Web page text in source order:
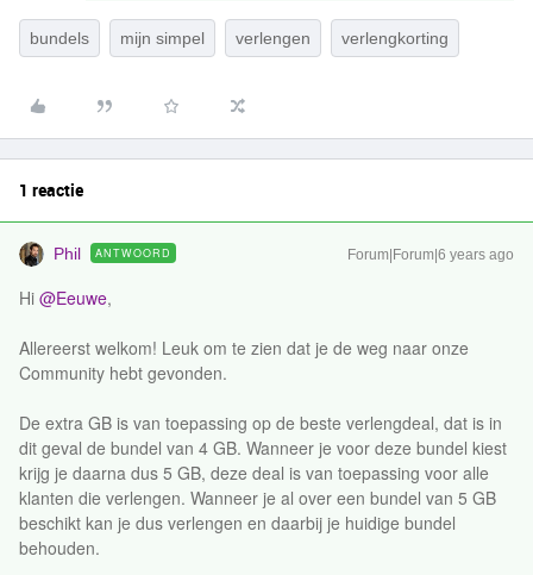
bundels mijn simpel verlengen verlengkorting
1 reactie
Phil ANTWOORD Forum|Forum|6 years ago
Hi @Eeuwe,
Allereerst welkom! Leuk om te zien dat je de weg naar onze
Community hebt gevonden.
De extra GB is van toepassing op de beste verlengdeal, dat is in
dit geval de bundel van 4 GB. Wanneer je voor deze bundel kiest
krijg je daarna dus 5 GB, deze deal is van toepassing voor alle
klanten die verlengen. Wanneer je al over een bundel van 5 GB
beschikt kan je dus verlengen en daarbij je huidige bundel
behouden.